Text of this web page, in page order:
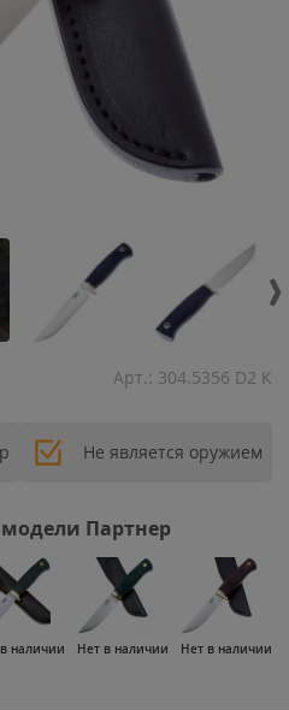
Арт.: 304.5356 D2 К
Не является оружием
Партнер
наличии Нет в наличии Нет в наличии